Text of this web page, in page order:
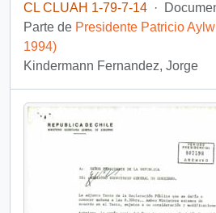
CL CLUAH 1-79-7-14 ·
Parte de Presidente Patricio
1994)
Kindermann Fernandez, Jorge